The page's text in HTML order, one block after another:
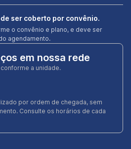
ser coberto por convênio.
o convênio e plano, e deve ser
agendamento.
em nossa rede
a unidade.
por ordem de chegada, sem
Consulte os horários de cada